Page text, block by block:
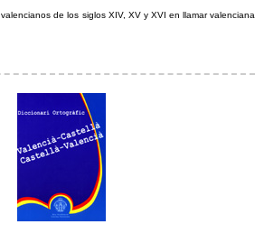
de los siglos XIV, XV y XVI en llamar valenciana